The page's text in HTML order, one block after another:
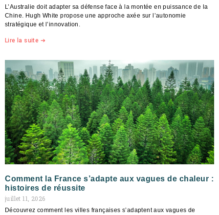
L’Australie doit adapter sa défense face à la montée en puissance de la
Chine. Hugh White propose une approche axée sur l’autonomie
stratégique et l’innovation.
Lire la suite ➔
Comment la France s’adapte aux vagues de chaleur :
histoires de réussite
juillet 11, 2026
Découvrez comment les villes françaises s’adaptent aux vagues de